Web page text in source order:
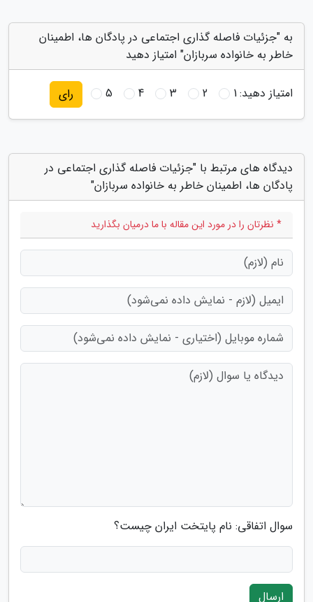
به "جزئیات فاصله گذاری اجتماعی در پادگان ها، اطمینان
خاطر به خانواده سربازان" امتیاز دهید
امتیاز دهید:1
2
3
4
5 رای
دیدگاه های مرتبط با "جزئیات فاصله گذاری اجتماعی در
پادگان ها، اطمینان خاطر به خانواده سربازان"
* نظرتان را در مورد این مقاله با ما درمیان بگذارید
سوال اتفاقی: نام پایتخت ایران چیست؟
ارسال